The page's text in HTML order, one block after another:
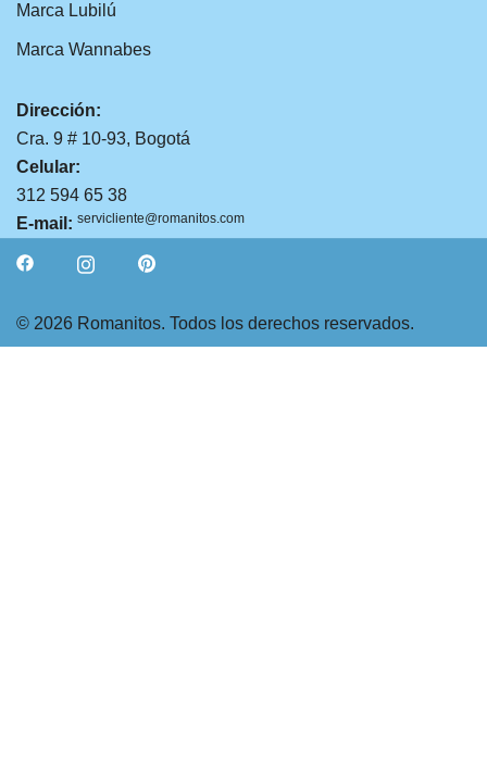
Marca Lubilú
Marca Wannabes
Dirección:
Cra. 9 # 10-93, Bogotá
Celular:
312 594 65 38
E-mail: servicliente@romanitos.com
© 2026 Romanitos. Todos los derechos reservados.